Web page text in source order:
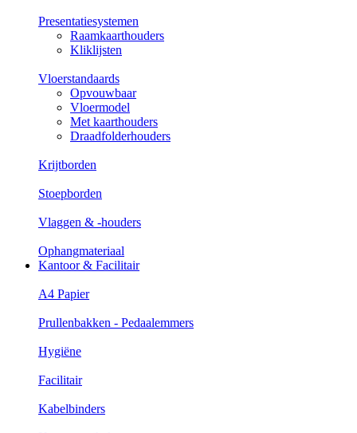
Presentatiesystemen
Raamkaarthouders
Kliklijsten
Vloerstandaards
Opvouwbaar
Vloermodel
Met kaarthouders
Draadfolderhouders
Krijtborden
Stoepborden
Vlaggen & -houders
Ophangmateriaal
Kantoor & Facilitair
A4 Papier
Prullenbakken - Pedaalemmers
Hygiëne
Facilitair
Kabelbinders